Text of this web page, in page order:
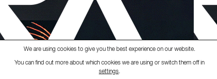
Ràdio Fabra - [Arrasem]
We are using cookies to give you the best experience on our website.
You can find out more about which cookies we are using or switch them off in
settings.